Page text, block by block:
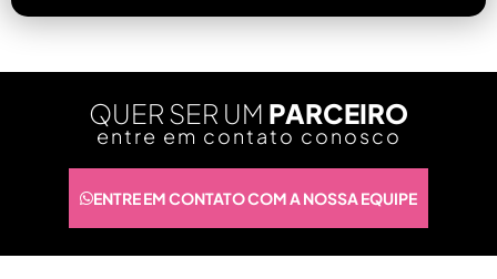
QUER SER UM PARCEIRO
entre em contato conosco
ENTRE EM CONTATO COM A NOSSA EQUIPE